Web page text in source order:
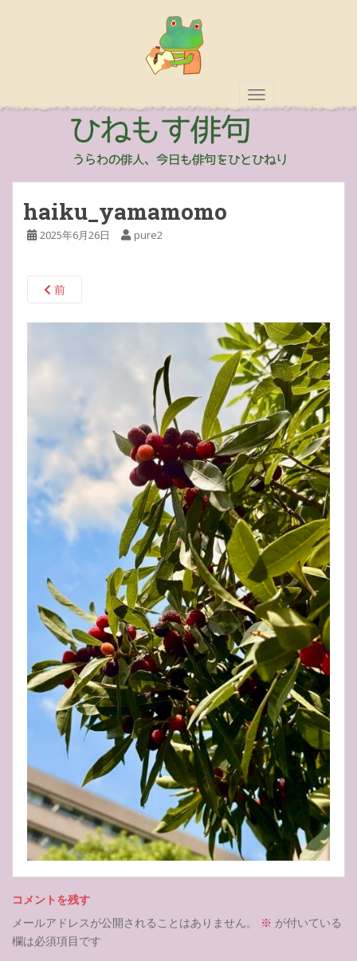
TOGGLE
haiku_yamamomo
2025年6月26日 pure2
前
コメントを残す
メールアドレスが公開されることはありません。
※ が付いている
欄は必須項目です